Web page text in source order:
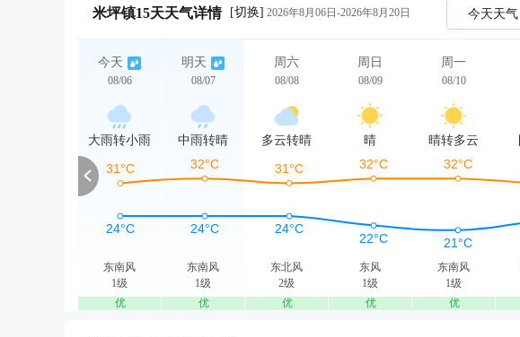
米坪镇15天天气详情 [切换] 2026年8月06日-2026年8月20日 今天天气
今天
08/06
大雨转小雨
东南风
1级
优
明天
08/07
中雨转晴
东南风
1级
优
周六
08/08
多云转晴
东北风
2级
优
周日
08/09
晴
东风
1级
优
周一
08/10
晴转多云
东南风
1级
优